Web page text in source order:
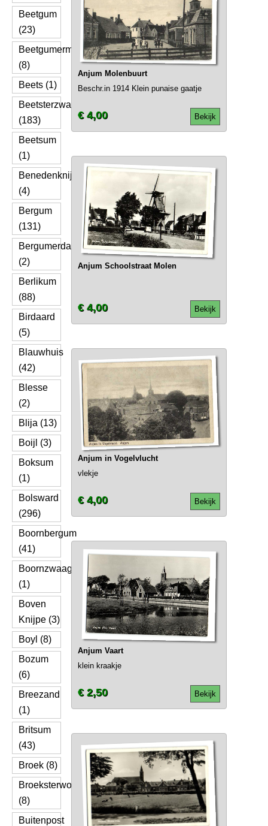
Beetgum
(23)
Beetgumermolen
(8)
Beets (1)
Beetsterzwaag
(183)
Beetsum
(1)
Benedenknijpe
(4)
Bergum
(131)
Bergumerdam
(2)
Berlikum
(88)
Birdaard
(5)
Blauwhuis
(42)
Blesse
(2)
Blija (13)
Boijl (3)
Boksum
(1)
Bolsward
(296)
Boornbergum
(41)
Boornzwaag
(1)
Boven
Knijpe (3)
Boyl (8)
Bozum
(6)
Breezand
(1)
Britsum
(43)
Broek (8)
Broeksterwoude
(8)
Buitenpost
Anjum Molenbuurt
Beschr.in 1914 Klein punaise gaatje
Bekijk
€ 4,00
Anjum Schoolstraat Molen
Bekijk
€ 4,00
Anjum in Vogelvlucht
vlekje
Bekijk
€ 4,00
Anjum Vaart
klein kraakje
Bekijk
€ 2,50